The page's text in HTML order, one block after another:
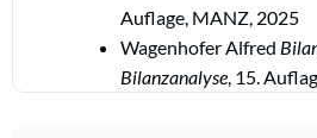
Auflage, MANZ, 2025
Wagenhofer Alfred
Bilanzanalyse , 15.